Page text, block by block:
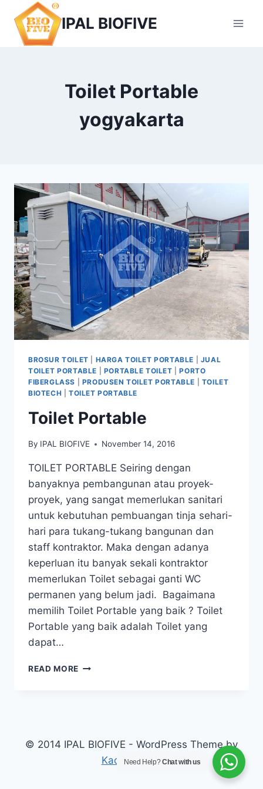
content
IPAL BIOFIVE
Toilet Portable
yogyakarta
BROSUR TOILET HARGA TOILET PORTABLE
JUAL
TOILET PORTABLE
PORTABLE TOILET |PORTO
FIBERGLASS
PRODUSEN TOILET PORTABLE
TOILET
BIOTECH
TOILET PORTABLE
Toilet Portable
By IPAL BIOFIVE November 14, 2016
TOILET PORTABLE Seiring dengan
banyaknya pembangunan atau proyek-
proyek, yang sangat memerlukan sanitari
untuk kebutuhan pembuangan tinja sehari-
hari para tukang-tukang bangunan dan
staff kontraktor. Maka dengan adanya
keperluan itu banyak sekali kontraktor
memerlukan Toilet sebagai ganti WC
permanen yang belum jadi. Bagaimana
memilih Toilet Portable yang baik ? Toilet
Portable yang baik adalah Toilet yang
dapat…
READ MORE TOILET
© 2014 IPAL BIOFIVE - WordPress Theme by
Kadence WP
Need Help?Chat with us